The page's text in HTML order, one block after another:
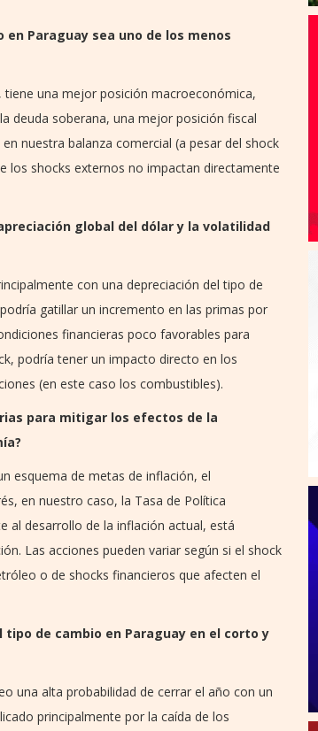
Paraguay sea uno de los menos
tiene una mejor posición macroeconómica,
deuda soberana, una mejor posición fiscal
nuestra balanza comercial (a pesar del shock
los shocks externos no impactan directamente
global del dólar y la volatilidad
con una depreciación del tipo de
gatillar un incremento en las primas por
financieras poco favorables para
podría tener un impacto directo en los
(en este caso los combustibles).
para mitigar los efectos de la
esquema de metas de inflación, el
en nuestro caso, la Tasa de Política
al desarrollo de la inflación actual, está
Las acciones pueden variar según si el shock
o de shocks financieros que afecten el
de cambio en Paraguay en el corto y
una alta probabilidad de cerrar el año con un
principalmente por la caída de los